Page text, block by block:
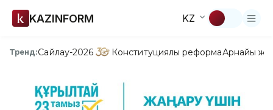
KAZINFORM KZ
Тренд:Сайлау-2026 Конституциялық реформаАрнайы